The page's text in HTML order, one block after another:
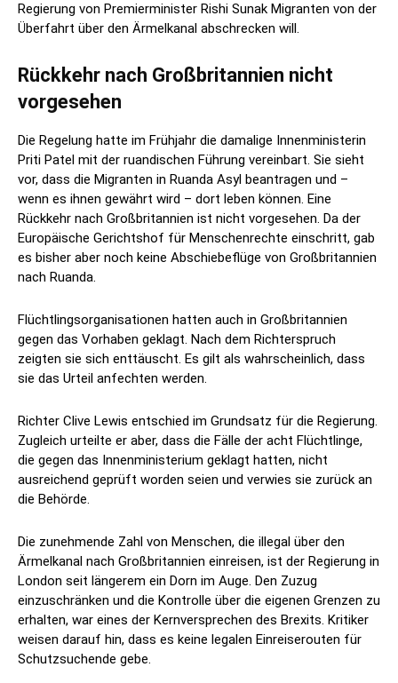
Regierung von Premierminister Rishi Sunak Migranten von der
Überfahrt über den Ärmelkanal abschrecken will.
Rückkehr nach Großbritannien nicht
vorgesehen
Die Regelung hatte im Frühjahr die damalige Innenministerin
Priti Patel mit der ruandischen Führung vereinbart. Sie sieht
vor, dass die Migranten in Ruanda Asyl beantragen und –
wenn es ihnen gewährt wird – dort leben können. Eine
Rückkehr nach Großbritannien ist nicht vorgesehen. Da der
Europäische Gerichtshof für Menschenrechte einschritt, gab
es bisher aber noch keine Abschiebeflüge von Großbritannien
nach Ruanda.
Flüchtlingsorganisationen hatten auch in Großbritannien
gegen das Vorhaben geklagt. Nach dem Richterspruch
zeigten sie sich enttäuscht. Es gilt als wahrscheinlich, dass
sie das Urteil anfechten werden.
Richter Clive Lewis entschied im Grundsatz für die Regierung.
Zugleich urteilte er aber, dass die Fälle der acht Flüchtlinge,
die gegen das Innenministerium geklagt hatten, nicht
ausreichend geprüft worden seien und verwies sie zurück an
die Behörde.
Die zunehmende Zahl von Menschen, die illegal über den
Ärmelkanal nach Großbritannien einreisen, ist der Regierung in
London seit längerem ein Dorn im Auge. Den Zuzug
einzuschränken und die Kontrolle über die eigenen Grenzen zu
erhalten, war eines der Kernversprechen des Brexits. Kritiker
weisen darauf hin, dass es keine legalen Einreiserouten für
Schutzsuchende gebe.